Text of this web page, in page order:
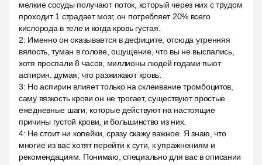
мелкие сосуды получают поток, который через них с трудом
проходит 1 страдает мозг, он потребляет 20% всего
кислорода в теле и когда кровь густая.
2: Именно он оказывается в дефиците, отсюда утренняя
вялость, туман в голове, ощущение, что вы не выспались,
хотя проспали 8 часов, миллионы людей годами пьют
аспирин, думая, что разжижают кровь.
3: Но аспирин влияет только на склеивание тромбоцитов,
саму вязкость крови он не трогает, существуют простые
ежедневные шаги, которые действуют на настоящие
причины густой крови, и большинство из них.
4: Не стоит ни копейки, сразу скажу важное. Я знаю, что
многие из вас хотят перейти к сути, к упражнениям и
рекомендациям. Понимаю, специально для вас в описании